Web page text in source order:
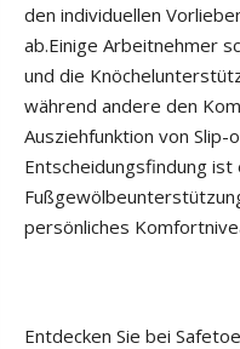
den individuellen
ab.Einige Arbeitnehmer
und die
während andere den
Ausziehfunktion von
Entscheidungsfindung
persönliches
Entdecken Sie bei